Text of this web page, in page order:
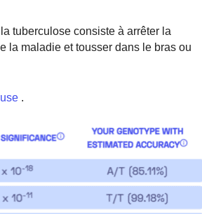
tuberculose consiste à arrêter la
la maladie et tousser dans le bras ou
.